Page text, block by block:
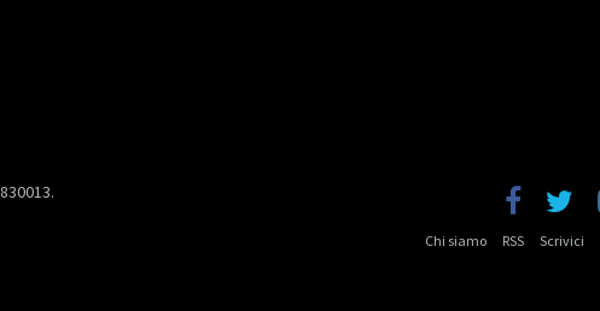
Chi siamo RSS Scrivici